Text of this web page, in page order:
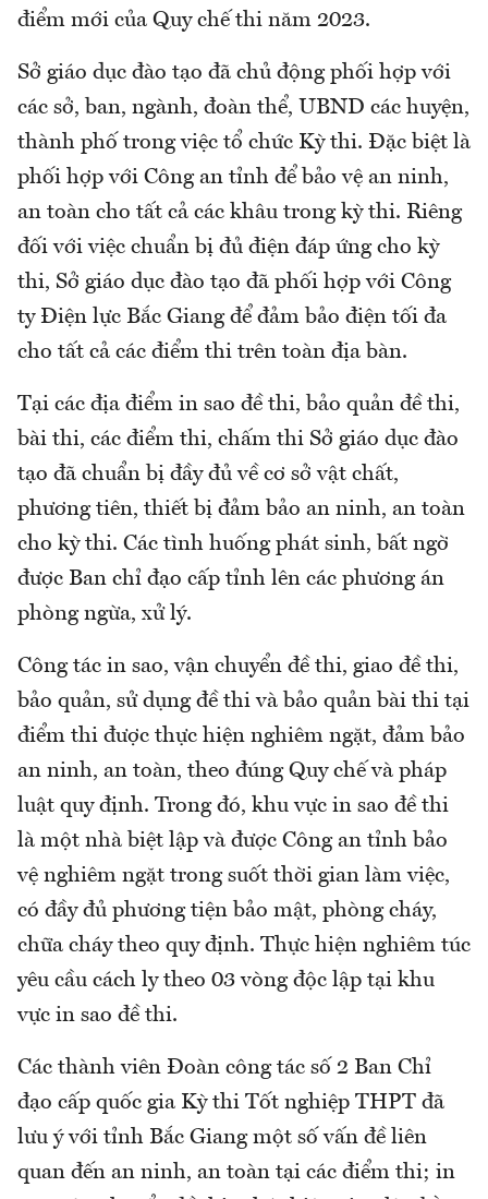
điểm mới của Quy chế thi năm 2023.
Sở giáo dục đào tạo đã chủ động phối hợp với
các sở, ban, ngành, đoàn thể, UBND các huyện,
thành phố trong việc tổ chức Kỳ thi. Đặc biệt là
phối hợp với Công an tỉnh để bảo vệ an ninh,
an toàn cho tất cả các khâu trong kỳ thi. Riêng
đối với việc chuẩn bị đủ điện đáp ứng cho kỳ
thi, Sở giáo dục đào tạo đã phối hợp với Công
ty Điện lực Bắc Giang để đảm bảo điện tối đa
cho tất cả các điểm thi trên toàn địa bàn.
Tại các địa điểm in sao đề thi, bảo quản đề thi,
bài thi, các điểm thi, chấm thi Sở giáo dục đào
tạo đã chuẩn bị đầy đủ về cơ sở vật chất,
phương tiên, thiết bị đảm bảo an ninh, an toàn
cho kỳ thi. Các tình huống phát sinh, bất ngờ
được Ban chỉ đạo cấp tỉnh lên các phương án
phòng ngừa, xử lý.
Công tác in sao, vận chuyển đề thi, giao đề thi,
bảo quản, sử dụng đề thi và bảo quản bài thi tại
điểm thi được thực hiện nghiêm ngặt, đảm bảo
an ninh, an toàn, theo đúng Quy chế và pháp
luật quy định. Trong đó, khu vực in sao đề thi
là một nhà biệt lập và được Công an tỉnh bảo
vệ nghiêm ngặt trong suốt thời gian làm việc,
có đầy đủ phương tiện bảo mật, phòng cháy,
chữa cháy theo quy định. Thực hiện nghiêm túc
yêu cầu cách ly theo 03 vòng độc lập tại khu
vực in sao đề thi.
Các thành viên Đoàn công tác số 2 Ban Chỉ
đạo cấp quốc gia Kỳ thi Tốt nghiệp THPT đã
lưu ý với tỉnh Bắc Giang một số vấn đề liên
quan đến an ninh, an toàn tại các điểm thi; in